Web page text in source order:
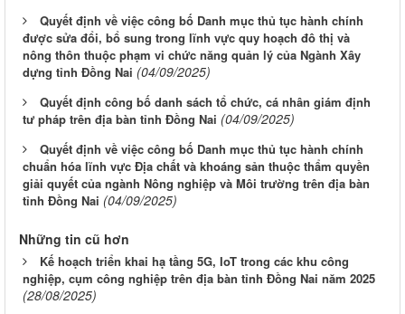
Quyết định về việc công bố Danh mục thủ tục hành chính
được sửa đổi, bổ sung trong lĩnh vực quy hoạch đô thị và
nông thôn thuộc phạm vi chức năng quản lý của Ngành Xây
dựng tỉnh Đồng Nai (04/09/2025)
Quyết định công bố danh sách tổ chức, cá nhân giám định
tư pháp trên địa bàn tỉnh Đồng Nai (04/09/2025)
Quyết định về việc công bố Danh mục thủ tục hành chính
chuẩn hóa lĩnh vực Địa chất và khoáng sản thuộc thẩm quyền
giải quyết của ngành Nông nghiệp và Môi trường trên địa bàn
tỉnh Đồng Nai (04/09/2025)
Những tin cũ hơn
Kế hoạch triển khai hạ tầng 5G, IoT trong các khu công
nghiệp, cụm công nghiệp trên địa bàn tỉnh Đồng Nai năm 2025
(28/08/2025)